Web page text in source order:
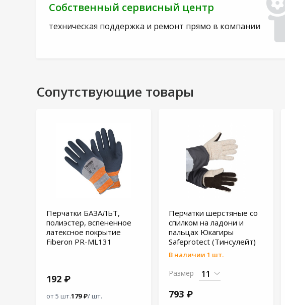
Собственный сервисный центр
техническая поддержка и ремонт прямо в компании
Сопутствующие товары
Перчатки БАЗАЛЬТ,
полиэстер, вспененное
латексное покрытие
Fiberon PR-ML131
192 ₽
от 5 шт.179 ₽/ шт.
Перчатки шерстяные со
спилком на ладони и
пальцах Юкагиры
Safeprotect (Тинсулейт)
В наличии 1 шт.
Размер
793 ₽